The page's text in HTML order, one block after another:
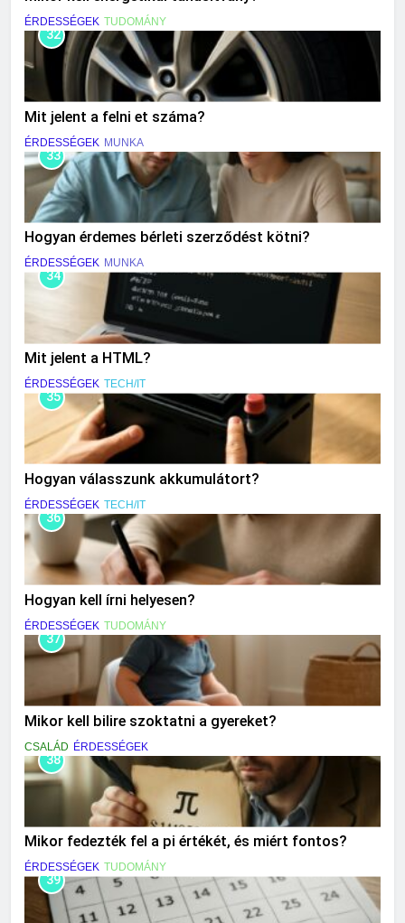
ÉRDESSÉGEK TUDOMÁNY
32
Mit jelent a felni et száma?
ÉRDESSÉGEK MUNKA
33
Hogyan érdemes bérleti szerződést kötni?
ÉRDESSÉGEK MUNKA
34
Mit jelent a HTML?
ÉRDESSÉGEK TECH/IT
35
Hogyan válasszunk akkumulátort?
ÉRDESSÉGEK TECH/IT
36
Hogyan kell írni helyesen?
ÉRDESSÉGEK TUDOMÁNY
37
Mikor kell bilire szoktatni a gyereket?
CSALÁD ÉRDESSÉGEK
38
Mikor fedezték fel a pi értékét, és miért fontos?
ÉRDESSÉGEK TUDOMÁNY
39